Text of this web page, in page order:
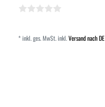
*inkl. ges. MwSt.inkl.Versand nach DE